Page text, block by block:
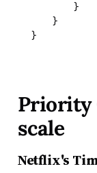
        }
    }
Priority
scale
Netflix's